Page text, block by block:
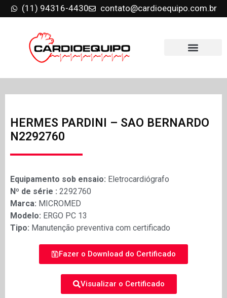
(11) 94316-4430 contato@cardioequipo.com.br
HERMES PARDINI – SAO BERNARDO
N2292760
Equipamento sob ensaio: Eletrocardiógrafo
Nº de série : 2292760
Marca: MICROMED
Modelo: ERGO PC 13
Tipo: Manutenção preventiva com certificado
Fazer o Download do Certificado
Visualizar o Certificado